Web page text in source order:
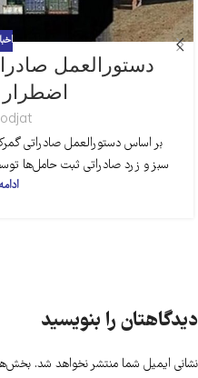
دستورالعمل
بر اساس دستورالعمل صادراتی
سبز و زرد صادراتی ثبت حامل‌ها
دیدگاهتان را بنویسید
نشانی ایمیل شما منتشر نخواهد شد.